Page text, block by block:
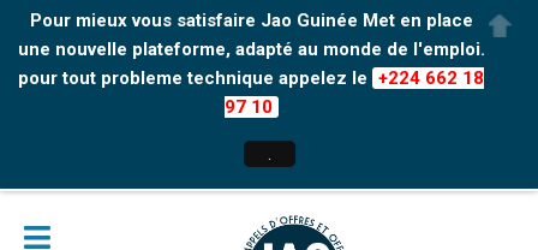
Pour mieux vous satisfaire Jao Guinée Met en place
une nouvelle plateforme, adapté au monde de l'emploi.
pour tout probleme technique appelez le +224 662 18
97 10